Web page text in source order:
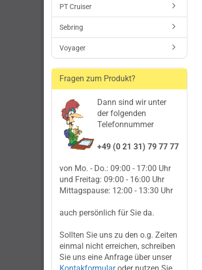
PT Cruiser
Sebring
Voyager
Fragen zum Produkt?
Dann sind wir unter
der folgenden
Telefonnummer
+49 (0 21 31) 79 77 77
von Mo. - Do.: 09:00 - 17:00 Uhr
und Freitag: 09:00 - 16:00 Uhr
Mittagspause: 12:00 - 13:30 Uhr
auch persönlich für Sie da.
Sollten Sie uns zu den o.g. Zeiten
einmal nicht erreichen, schreiben
Sie uns eine Anfrage über unser